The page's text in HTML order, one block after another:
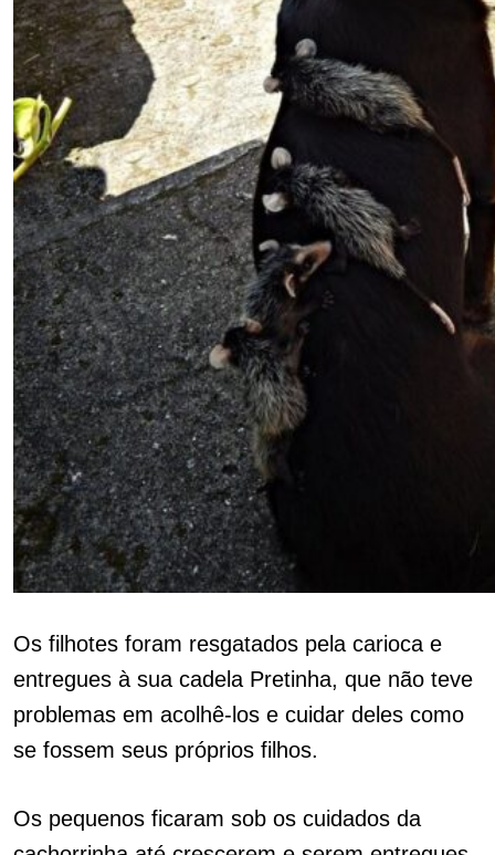
Os filhotes foram resgatados pela carioca e
entregues à sua cadela Pretinha, que não teve
problemas em acolhê-los e cuidar deles como
se fossem seus próprios filhos.
Os pequenos ficaram sob os cuidados da